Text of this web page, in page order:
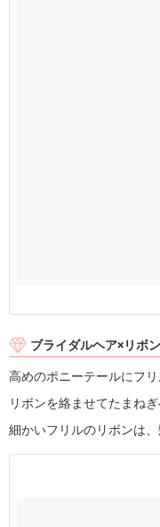
ブライダルヘア×リボ
高めのポニーテールにフ
リボンを絡ませてたまね
細かいフリルのリボンは